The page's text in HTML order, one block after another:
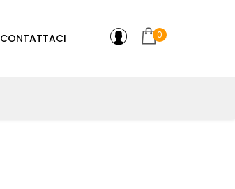
CONTATTACI 0